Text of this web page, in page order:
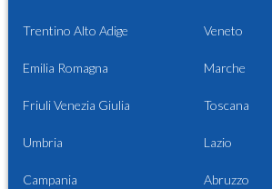
Trentino Alto Adige Veneto
Emilia Romagna Marche
Friuli Venezia Giulia Toscana
Umbria Lazio
Campania Abruzzo